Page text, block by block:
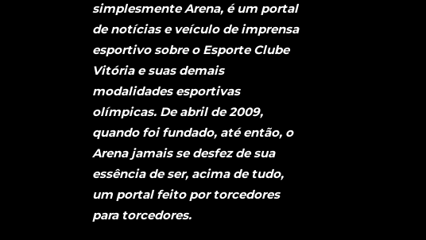
simplesmente Arena, é um portal
de notícias e veículo de imprensa
esportivo sobre o Esporte Clube
Vitória e suas demais
modalidades esportivas
olímpicas. De abril de 2009,
quando foi fundado, até então, o
Arena jamais se desfez de sua
essência de ser, acima de tudo,
um portal feito por torcedores
para torcedores.